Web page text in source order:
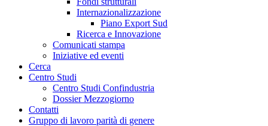
Internazionalizzazione
Piano Export Sud
Ricerca e Innovazione
Comunicati stampa
Iniziative ed eventi
Cerca
Centro Studi
Centro Studi Confindustria
Dossier Mezzogiorno
Contatti
Gruppo di lavoro parità di genere